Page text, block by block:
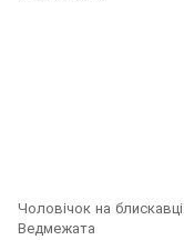
Чоловічок на блискавці
Ведмежата